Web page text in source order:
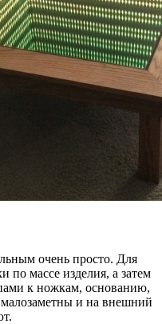
очень просто. Для
по массе изделия, а затем
к ножкам, основанию,
и на внешний